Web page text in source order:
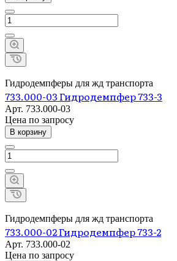
Гидродемпферы для жд транспорта
733.000-03 Гидродемпфер 733-3
Арт. 733.000-03
Цена по запросу
В корзину
Гидродемпферы для жд транспорта
733.000-02 Гидродемпфер 733-2
Арт. 733.000-02
Цена по запросу